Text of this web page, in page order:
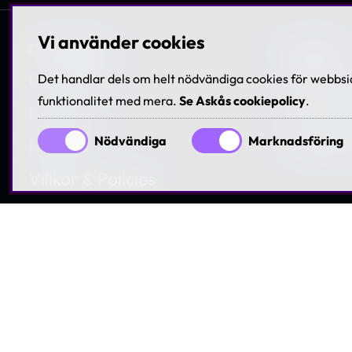
Om Askås
Om Askås
Kontakt
Nyheter
Jobba
Träffa
Lediga
Vi använder cookies
Det handlar dels om helt nödvändiga cookies för
funktionalitet med mera. Se Askås cookiepolicy.
Nödvändiga Marknadsföring